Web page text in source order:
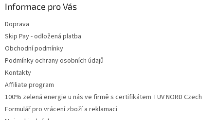
Informace pro Vás
Doprava
Skip Pay - odložená platba
Obchodní podmínky
Podmínky ochrany osobních údajů
Kontakty
Affiliate program
100% zelená energie u nás ve firmě s certifikátem TÜV NORD Czech
Formulář pro vrácení zboží a reklamaci